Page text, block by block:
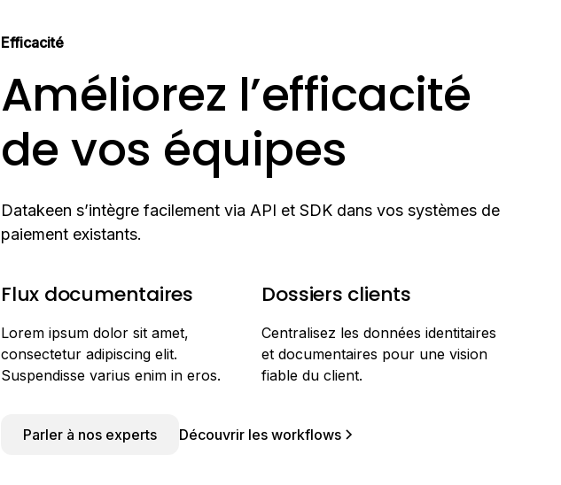
Efficacité
Améliorez l’efficacité
de vos équipes
Datakeen s’intègre facilement via API et SDK dans vos systèmes de
paiement existants.
Flux documentaires
Lorem ipsum dolor sit amet,
consectetur adipiscing elit.
Suspendisse varius enim in eros.
Dossiers clients
Centralisez les données identitaires
et documentaires pour une vision
fiable du client.
Parler à nos experts Découvrir les workflows